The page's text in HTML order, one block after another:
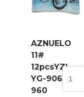
AZNUELO
11#
12pcsYZL-
YG-9066-
960
11#